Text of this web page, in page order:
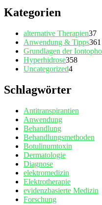
Kategorien
alternative Therapien37
Anwendung & Tipps361
Grundlagen der
Hyperhidrose358
Uncategorized4
Schlagwörter
Antitranspirantien
Anwendung
Behandlung
Behandlungsmethoden
Botulinumtoxin
Dermatologie
Diagnose
elektromedizin
Elektrotherapie
evidenzbasierte Medizin
Forschung